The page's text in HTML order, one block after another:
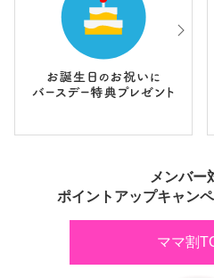
メンバー
ポイントアップキャン
ママ割